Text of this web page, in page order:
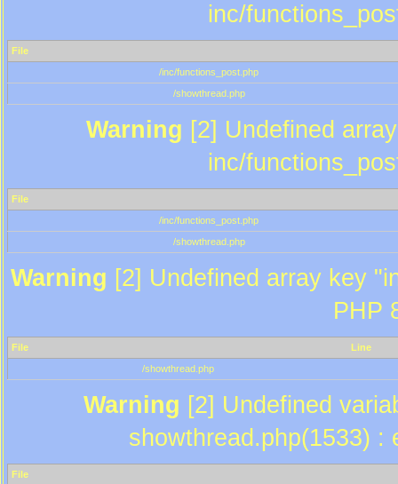
inc/
File
/inc/functions_post.php
/showthread.php
Warning [2] Undefined
inc/
File
/inc/functions_post.php
/showthread.php
Warning [2] Undefined array key
PHP
File
Line
/showthread.php
Warning [2] Undefined
showthread.php(1533) :
File